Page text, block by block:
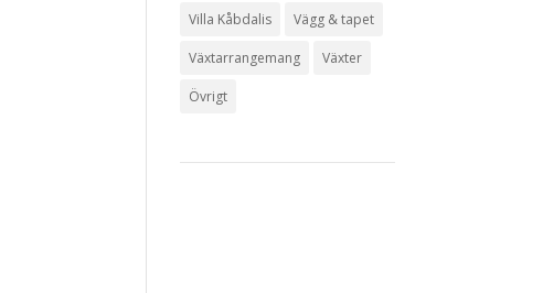
Villa Kåbdalis Vägg & tapet
Växtarrangemang Växter
Övrigt